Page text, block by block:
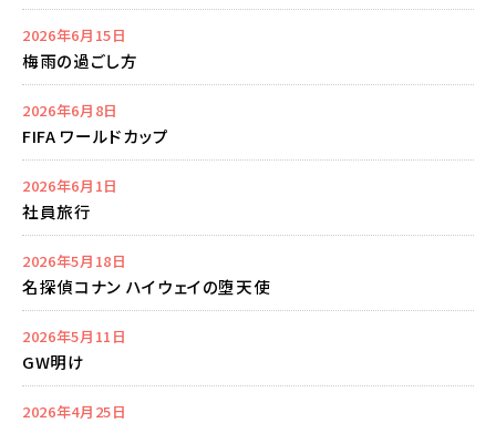
2026年6月15日
梅雨の過ごし方
2026年6月8日
FIFA ワールドカップ
2026年6月1日
社員旅行
2026年5月18日
名探偵コナン ハイウェイの堕天使
2026年5月11日
GW明け
2026年4月25日